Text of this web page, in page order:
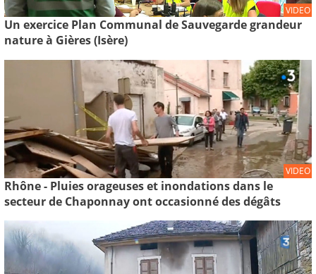
VIDEO
Un exercice Plan Communal de Sauvegarde grandeur
nature à Gières (Isère)
VIDEO
Rhône - Pluies orageuses et inondations dans le
secteur de Chaponnay ont occasionné des dégâts